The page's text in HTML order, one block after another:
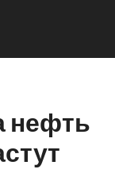
нефть